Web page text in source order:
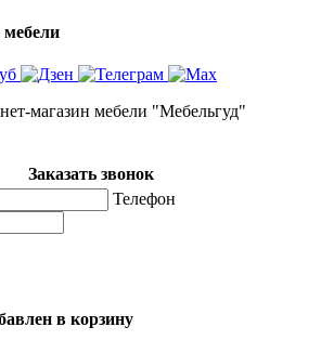
мебели
магазин мебели "Мебельгуд"
Заказать звонок
Телефон
в корзину